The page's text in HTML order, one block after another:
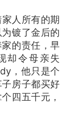
人所有的期
镀了金后的
的责任，早
却令母亲失
，他只是个
房子都买好
四五千元，